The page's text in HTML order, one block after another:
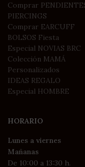
Comprar
PIERCINGS
Comprar EARCUFF
BOLSOS Fiesta
Especial NOVIAS BRC
Colección MAMÁ
Personalizados
IDEAS REGALO
Especial HOMBRE
HORARIO
Lunes a viernes
Mañanas
De 10:00 a 13:30 h.